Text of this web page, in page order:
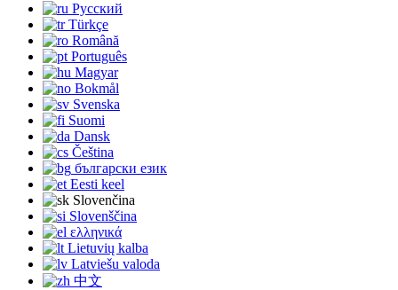
Русский
Türkçe
Română
Português
Magyar
Bokmål
Svenska
Suomi
Dansk
Čeština
български език
Eesti keel
Slovenčina
Slovenščina
ελληνικά
Lietuvių kalba
Latviešu valoda
中文